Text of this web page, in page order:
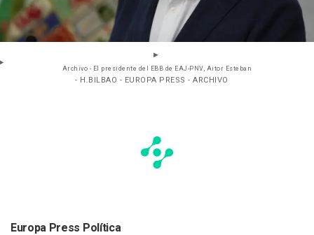
Archivo - El presidente del EBB de EAJ-PNV, Aitor Esteban
- H.BILBAO - EUROPA PRESS - ARCHIVO
Europa Press Política